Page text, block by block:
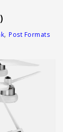
, Post Formats